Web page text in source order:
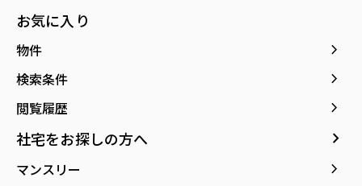
お気に入り
物件 keyboard_arrow_right
検索条件 keyboard_arrow_right
閲覧履歴 keyboard_arrow_right
社宅をお探しの方へ keyboard_arrow_right
マンスリー keyboard_arrow_right
ヨークベニマル太子堂店まで
295m
ローソン仙台太子堂店まで179m